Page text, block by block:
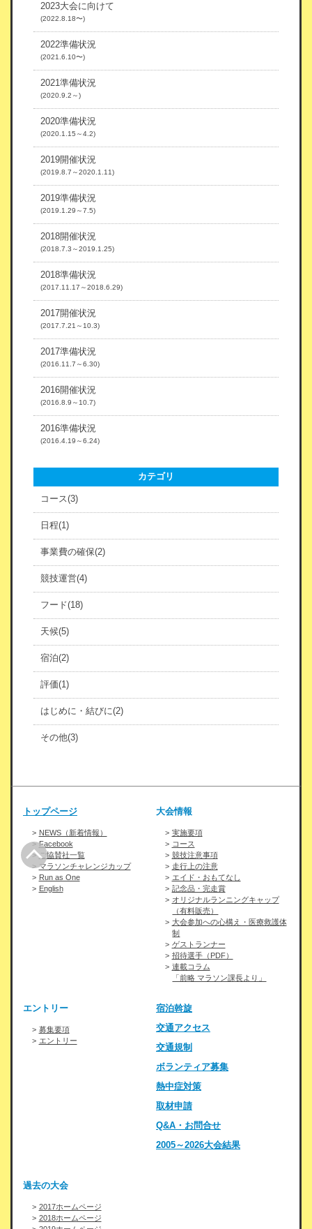
2023大会に向けて
(2022.8.18〜)
2022準備状況
(2021.6.10〜)
2021準備状況
(2020.9.2～)
2020準備状況
(2020.1.15～4.2)
2019開催状況
(2019.8.7～2020.1.11)
2019準備状況
(2019.1.29～7.5)
2018開催状況
(2018.7.3～2019.1.25)
2018準備状況
(2017.11.17～2018.6.29)
2017開催状況
(2017.7.21～10.3)
2017準備状況
(2016.11.7～6.30)
2016開催状況
(2016.8.9～10.7)
2016準備状況
(2016.4.19～6.24)
カテゴリ
コース(3)
日程(1)
事業費の確保(2)
競技運営(4)
フード(18)
天候(5)
宿泊(2)
評価(1)
はじめに・結びに(2)
その他(3)
トップページ
NEWS（新着情報）
Facebook
ご協賛社一覧
マラソンチャレンジカップ
Run as One
English
大会情報
実施要項
コース
競技注意事項
走行上の注意
エイド・おもてなし
記念品・完走賞
オリジナルランニングキャップ
（有料販売）
大会参加への心構え・医療救護体
制
ゲストランナー
招待選手（PDF）
連載コラム
「前略 マラソン課長より」
エントリー
募集要項
エントリー
宿泊斡旋
交通アクセス
交通規制
ボランティア募集
熱中症対策
取材申請
Q&A・お問合せ
2005～2026大会結果
過去の大会
2017ホームページ
2018ホームページ